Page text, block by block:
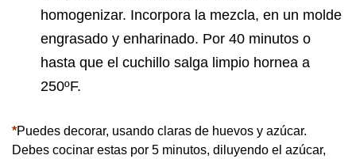
homogenizar. Incorpora la mezcla, en un molde
engrasado y enharinado. Por 40 minutos o
hasta que el cuchillo salga limpio hornea a
250ºF.
*Puedes decorar, usando claras de huevos y azúcar.
Debes cocinar estas por 5 minutos, diluyendo el azúcar,